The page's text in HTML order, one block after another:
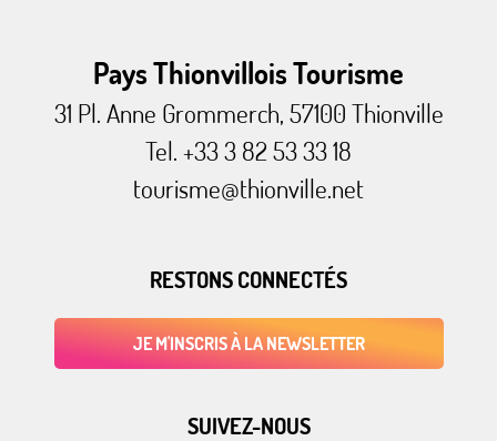
Pays Thionvillois Tourisme
31 Pl. Anne Grommerch, 57100 Thionville
Tel. +33 3 82 53 33 18
tourisme@thionville.net
RESTONS CONNECTÉS
JE M'INSCRIS À LA NEWSLETTER
SUIVEZ-NOUS